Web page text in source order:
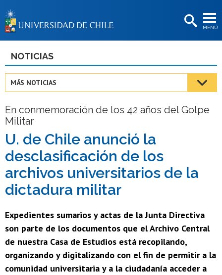
MENÚ
BIBLIOTECAS
Estudiantes
Académicas/os
Funcionarias/os
Egresadas/os
NOTICIAS
MÁS NOTICIAS
En conmemoración de los 42 años del Golpe
Militar
U. de Chile anunció la
desclasificación de los
archivos universitarios de la
dictadura militar
Expedientes sumarios y actas de la Junta Directiva
son parte de los documentos que el Archivo Central
de nuestra Casa de Estudios está recopilando,
organizando y digitalizando con el fin de permitir a la
comunidad universitaria y a la ciudadanía acceder a